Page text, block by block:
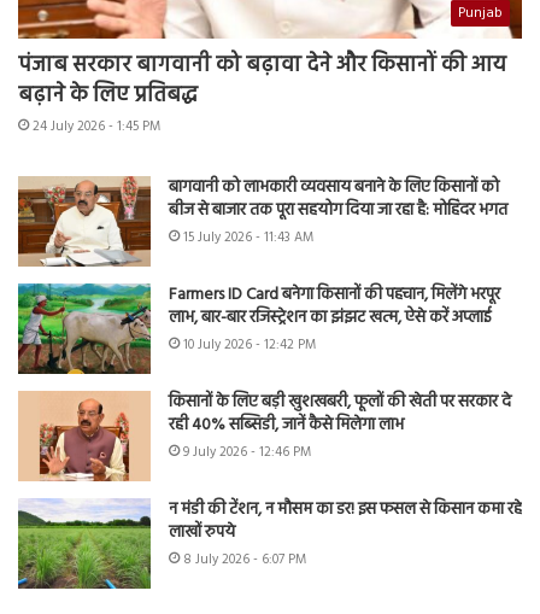
Punjab
पंजाब सरकार बागवानी को बढ़ावा देने और किसानों की आय
बढ़ाने के लिए प्रतिबद्ध
24 July 2026 - 1:45 PM
बागवानी को लाभकारी व्यवसाय बनाने के लिए किसानों को
बीज से बाजार तक पूरा सहयोग दिया जा रहा है: मोहिंदर भगत
15 July 2026 - 11:43 AM
Farmers ID Card बनेगा किसानों की पहचान, मिलेंगे भरपूर
लाभ, बार-बार रजिस्ट्रेशन का झंझट खत्म, ऐसे करें अप्लाई
10 July 2026 - 12:42 PM
किसानों के लिए बड़ी खुशखबरी, फूलों की खेती पर सरकार दे
रही 40% सब्सिडी, जानें कैसे मिलेगा लाभ
9 July 2026 - 12:46 PM
न मंडी की टेंशन, न मौसम का डर! इस फसल से किसान कमा रहे
लाखों रुपये
8 July 2026 - 6:07 PM